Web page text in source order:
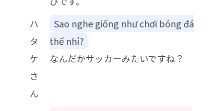
ハ
タ
ケ
さ
ん
Sao nghe giống như chơi bóng đá
thế nhỉ?
なんだかサッカーみたいですね？